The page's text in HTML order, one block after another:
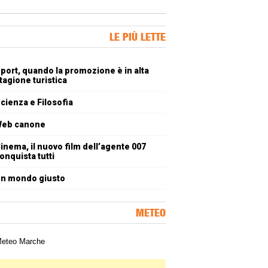
LE PIÙ LETTE
quando la promozione è in alta
turistica
e Filosofia
canone
il nuovo film dell’agente 007
tutti
mondo giusto
METEO
meteorologica delle Marche